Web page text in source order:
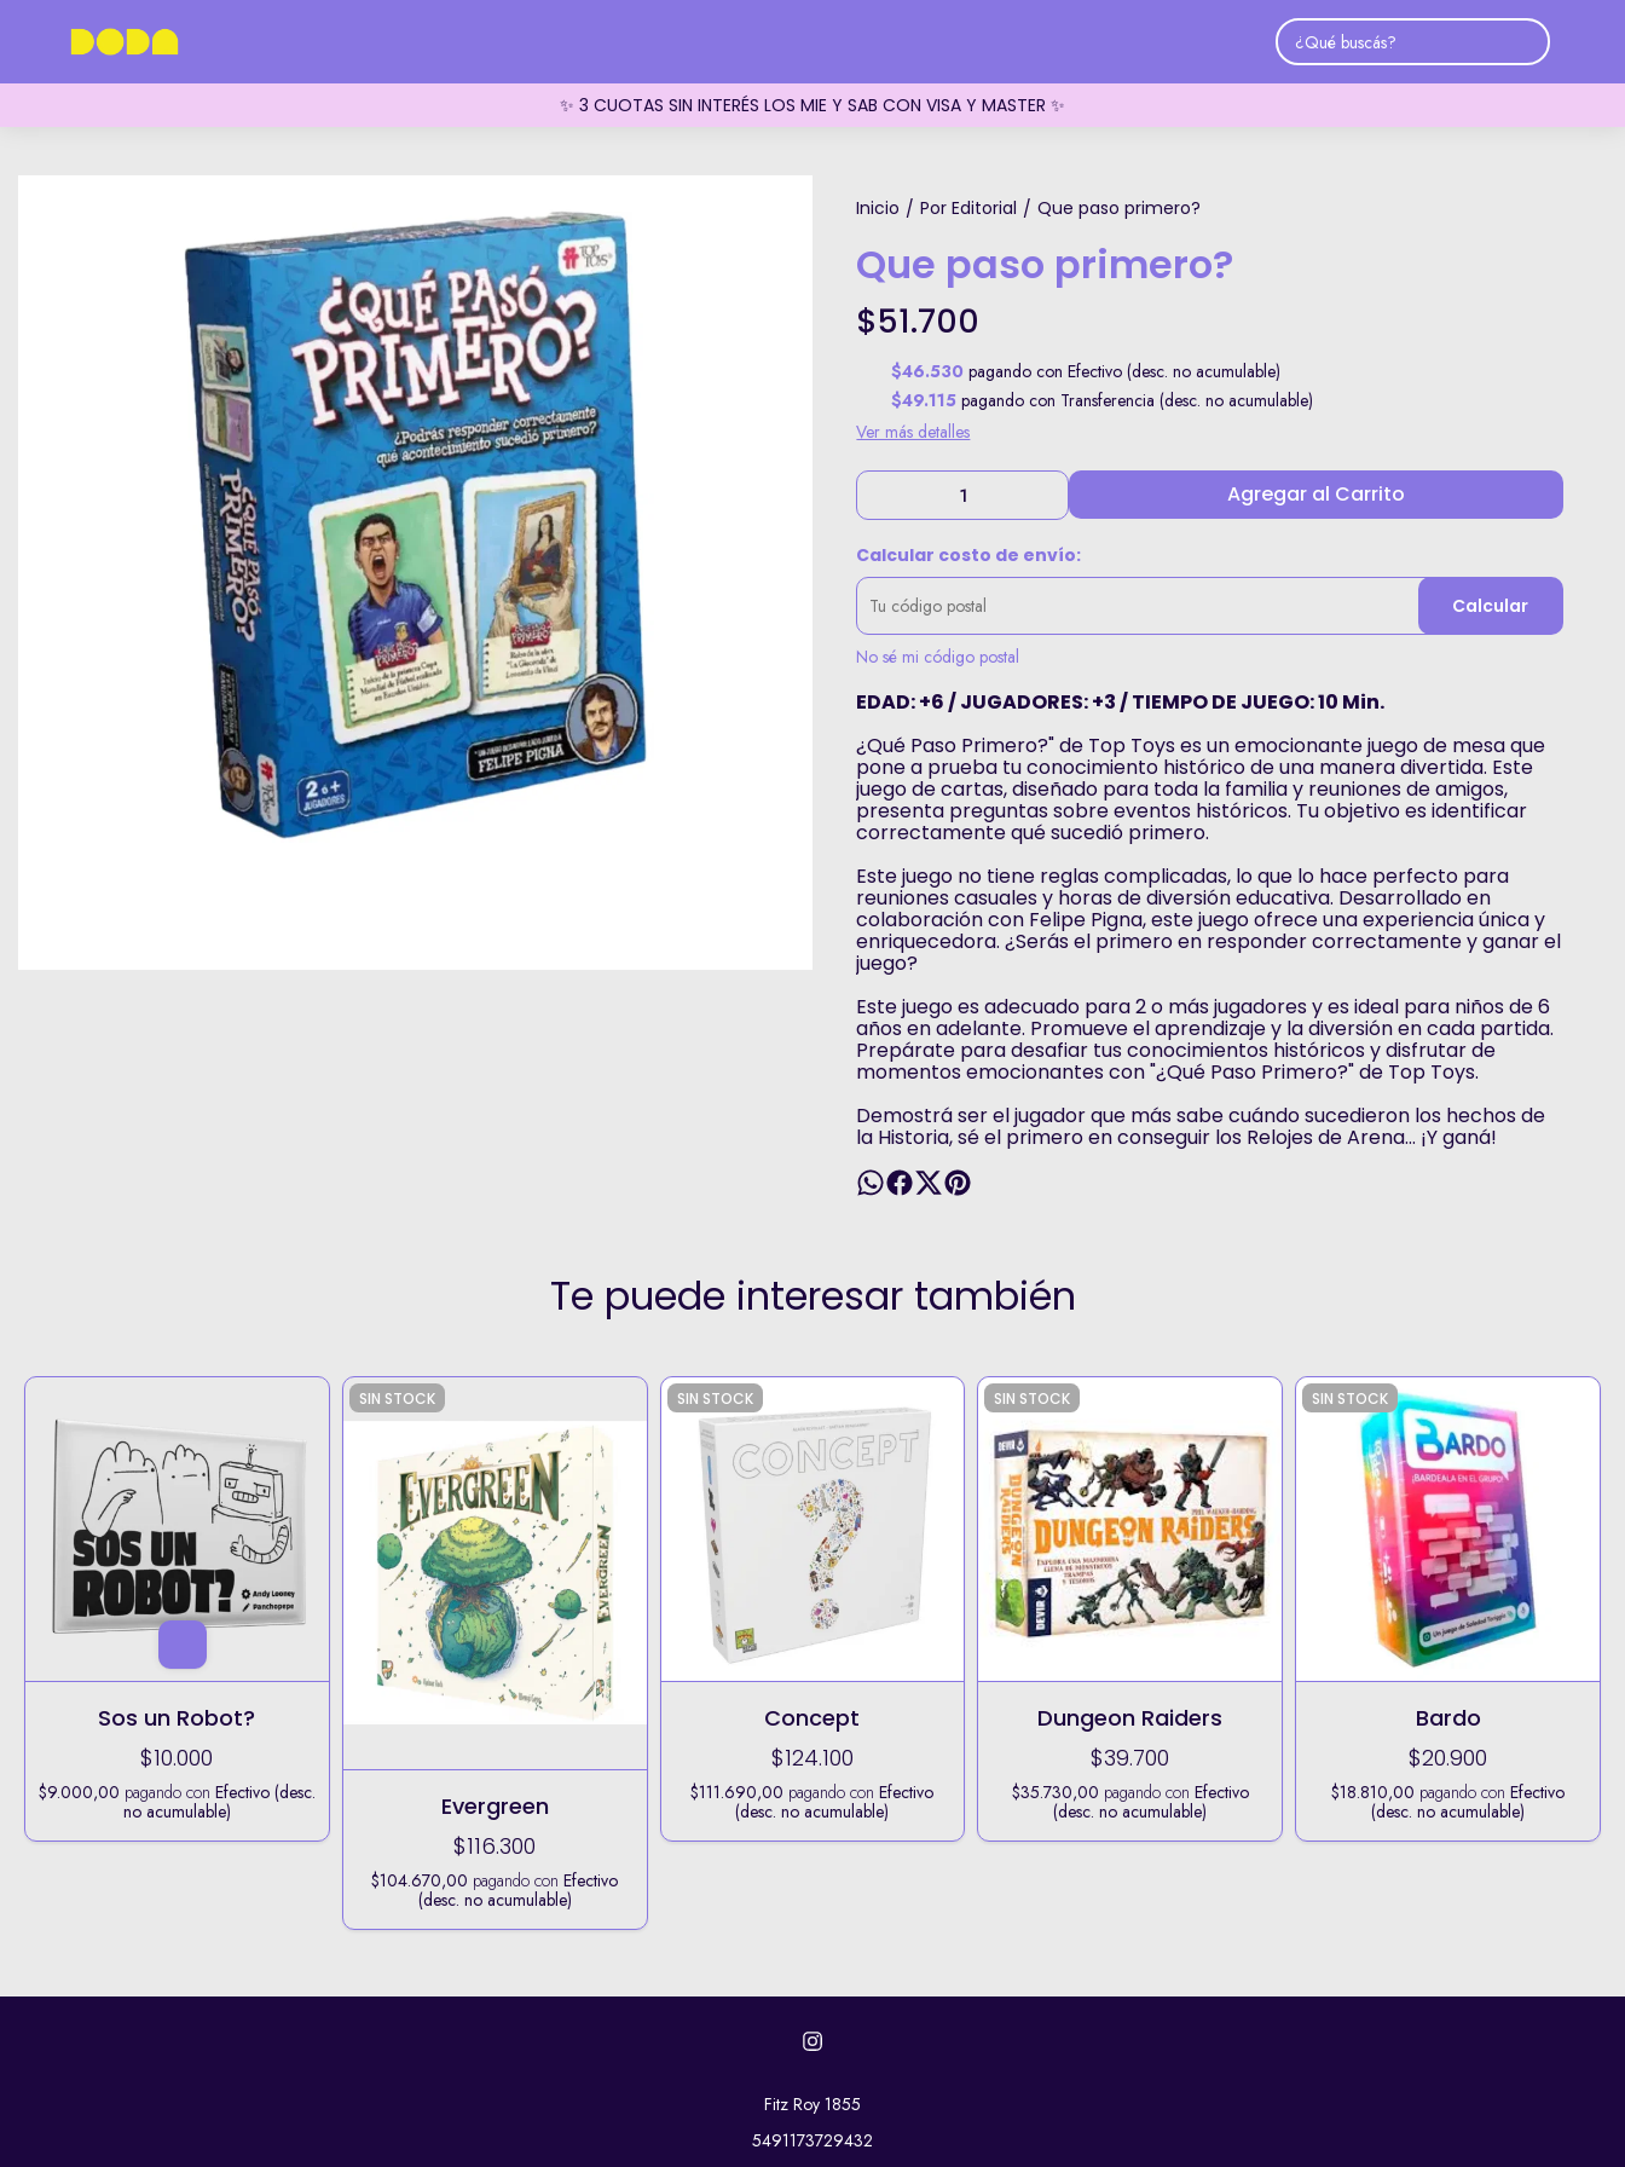
✨ 3 CUOTAS SIN INTERÉS LOS MIE Y SAB CON VISA Y MASTER ✨
Inicio / Por Editorial / Que paso primero?
Que paso primero?
$51.700
$46.530 pagando con Efectivo (desc. no acumulable)
$49.115 pagando con Transferencia (desc. no acumulable)
Ver más detalles
Agregar al Carrito
Calcular costo de envío:
Calcular
No sé mi código postal
EDAD: +6 / JUGADORES: +3 / TIEMPO DE JUEGO: 10 Min.
¿Qué Paso Primero?" de Top Toys es un emocionante juego de mesa que
pone a prueba tu conocimiento histórico de una manera divertida. Este
juego de cartas, diseñado para toda la familia y reuniones de amigos,
presenta preguntas sobre eventos históricos. Tu objetivo es identificar
correctamente qué sucedió primero.
Este juego no tiene reglas complicadas, lo que lo hace perfecto para
reuniones casuales y horas de diversión educativa. Desarrollado en
colaboración con Felipe Pigna, este juego ofrece una experiencia única y
enriquecedora. ¿Serás el primero en responder correctamente y ganar el
juego?
Este juego es adecuado para 2 o más jugadores y es ideal para niños de 6
años en adelante. Promueve el aprendizaje y la diversión en cada partida.
Prepárate para desafiar tus conocimientos históricos y disfrutar de
momentos emocionantes con "¿Qué Paso Primero?" de Top Toys.
Demostrá ser el jugador que más sabe cuándo sucedieron los hechos de
la Historia, sé el primero en conseguir los Relojes de Arena… ¡Y ganá!
Te puede interesar también
Sos un Robot?
$10.000
$9.000,00 pagando con Efectivo (desc.
no acumulable)
SIN STOCK
Evergreen
$116.300
$104.670,00 pagando conEfectivo
(desc. no acumulable)
SIN STOCK
Concept
$124.100
$111.690,00 pagando conEfectivo
(desc. no acumulable)
SIN STOCK
Dungeon Raiders
$39.700
$35.730,00 pagando con Efectivo
(desc. no acumulable)
SIN STOCK
Bardo
$20.900
$18.810,00 pagando conEfectivo
(desc. no acumulable)
Fitz Roy 1855
5491173729432